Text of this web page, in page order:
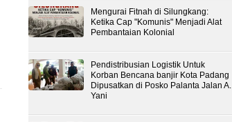
Mengurai Fitnah di Silungkang:
Ketika Cap "Komunis" Menjadi Alat
Pembantaian Kolonial
Pendistribusian Logistik Untuk
Korban Bencana banjir Kota Padang
Dipusatkan di Posko Palanta Jalan A.
Yani